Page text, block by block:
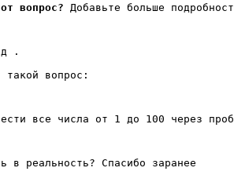
вопрос? Добавьте больше
.
такой вопрос:
все числа от 1 до 100 через
в реальность? Спасибо заранее